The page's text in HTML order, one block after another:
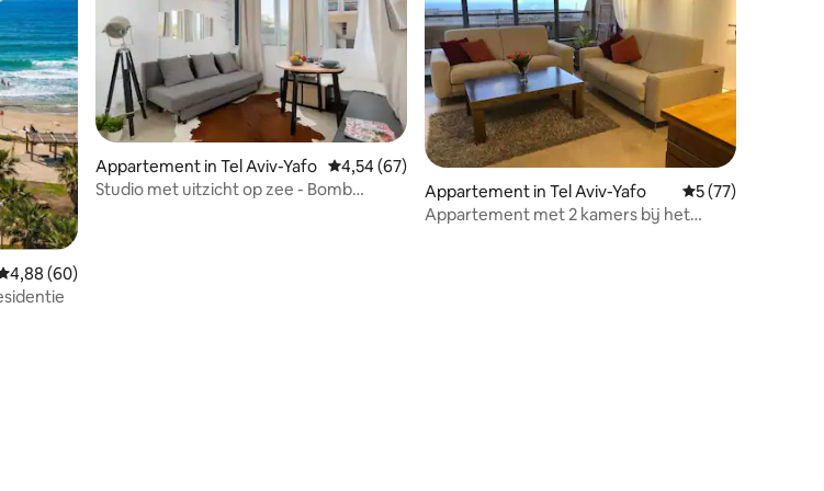
beoordeling van 4,88 uit 5, 60 recensies
4,88 (60)
Appartement in Tel Aviv-Yafo Gemiddelde beoordeling van 4,54 uit 5, 67 recensies
4,54 (67)
Studio met uitzicht op zee - Bomb
Appartement in Tel Aviv-Yafo Gemiddelde
5 (77)
Appartement met 2 kamers bij het